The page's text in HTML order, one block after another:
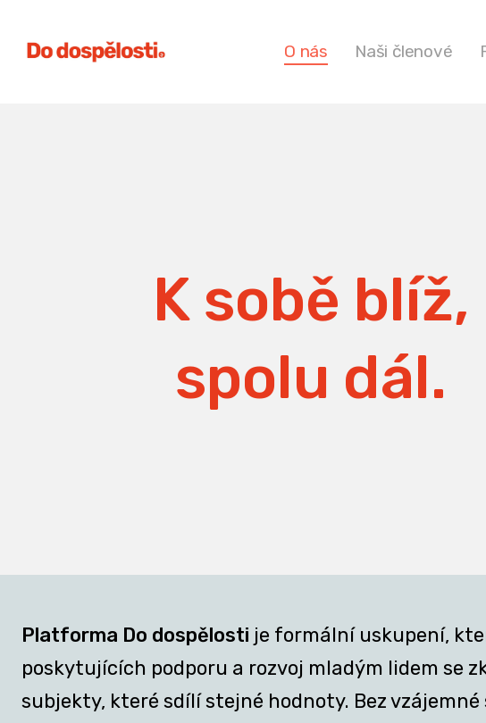
O nás Naši členové
K sobě blíž,
spolu dál.
Platforma Do dospělosti je formální uskupení,
poskytujících podporu a rozvoj mladým lidem se
subjekty, které sdílí stejné hodnoty. Bez